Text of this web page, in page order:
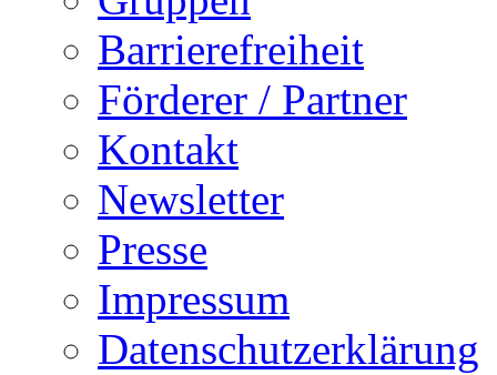
Barrierefreiheit
Förderer / Partner
Kontakt
Newsletter
Presse
Impressum
Datenschutzerklärung